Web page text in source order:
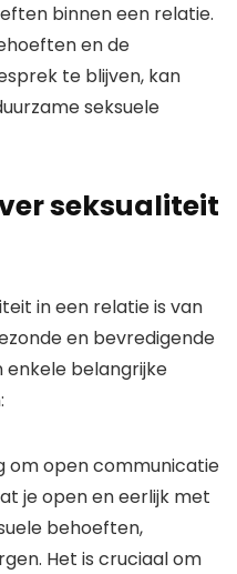
binnen een relatie.
en de
te blijven, kan
seksuele
seksualiteit
in een relatie is van
en bevredigende
enkele belangrijke
om open communicatie
je open en eerlijk met
behoeften,
Het is cruciaal om